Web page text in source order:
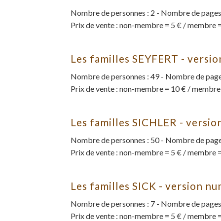
Nombre de personnes : 2 - Nombre de
Prix de vente : non-membre = 5 € / membre
Les familles SEYFERT -
Nombre de personnes : 49 - Nombre de
Prix de vente : non-membre = 10 € /
Les familles SICHLER -
Nombre de personnes : 50 - Nombre de
Prix de vente : non-membre = 5 € / membre
Les familles SICK - version
Nombre de personnes : 7 - Nombre de
Prix de vente : non-membre = 5 € / membre